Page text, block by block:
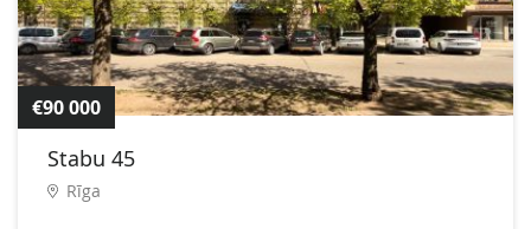
€90 000
Stabu 45
Rīga